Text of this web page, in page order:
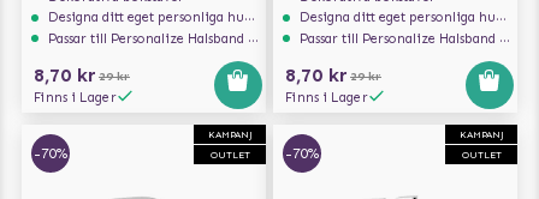
Designa ditt eget personliga hundhalsband
Passar till Personalize Halsband 30mm
8,70 kr 29 kr
Finns i Lager
Designa ditt eget personliga hundhalsband
Passar till Personalize Halsband 30mm
8,70 kr 29 kr
Finns i Lager
KAMPANJ
OUTLET
-70%
KAMPANJ
OUTLET
-70%